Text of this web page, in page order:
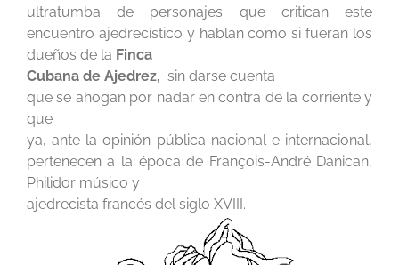
ultratumba de personajes que critican este
encuentro ajedrecístico y hablan como si fueran los
dueños de la Finca
Cubana de Ajedrez, sin darse cuenta
que se ahogan por nadar en contra de la corriente y
que
ya, ante la opinión pública nacional e internacional,
pertenecen a la época de François-André Danican,
Philidor músico y
ajedrecista francés del siglo XVIII.